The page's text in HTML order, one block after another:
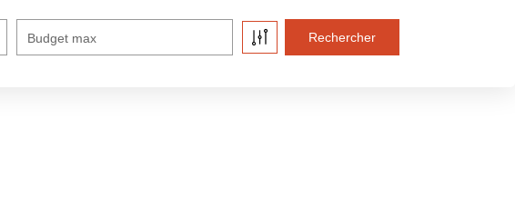
Budget max